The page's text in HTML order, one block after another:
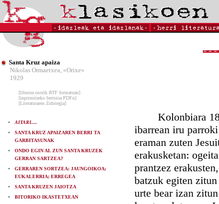
Santa Kruz apaiza
Nikolas Ormaetxea, «Orixe»
1929
[liburua osorik RTF formatuan]
[inprimitzeko bertsioa PDFn]
[Literaturaren Zubitegia]
AITARI....
SANTA KRUZ APAIZAREN BERRI TA
GARBITASUNAK
ONDO EGIN AL ZUN SANTA KRUZEK
GERRAN SARTZEA?
GERRAREN SORTZEA: JAUNGOIKOA;
EUKALERRIA; ERREGEA
SANTA KRUZEN JAIOTZA
BITORIKO IKASTETXEAN
Kolonbiara
ibarrean iru
eraman zuten
erakusketan:
prantzez
batzuk egiten
urte bear izan